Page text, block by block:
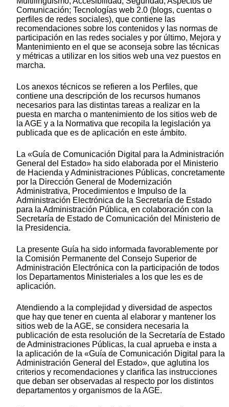
Comunicación; Tecnologías web 2.0 (blogs, cuentas o
perfiles de redes sociales), que contiene las
recomendaciones sobre los contenidos y las normas de
participación en las redes sociales y por último, Mejora y
Mantenimiento en el que se aconseja sobre las técnicas
y métricas a utilizar en los sitios web una vez puestos en
marcha.
Los anexos técnicos se refieren a los Perfiles, que
contiene una descripción de los recursos humanos
necesarios para las distintas tareas a realizar en la
puesta en marcha o mantenimiento de los sitios web de
la AGE y a la Normativa que recopila la legislación ya
publicada que es de aplicación en este ámbito.
La «Guía de Comunicación Digital para la Administración
General del Estado» ha sido elaborada por el Ministerio
de Hacienda y Administraciones Públicas, concretamente
por la Dirección General de Modernización
Administrativa, Procedimientos e Impulso de la
Administración Electrónica de la Secretaría de Estado
para la Administración Pública, en colaboración con la
Secretaría de Estado de Comunicación del Ministerio de
la Presidencia.
La presente Guía ha sido informada favorablemente por
la Comisión Permanente del Consejo Superior de
Administración Electrónica con la participación de todos
los Departamentos Ministeriales a los que les es de
aplicación.
Atendiendo a la complejidad y diversidad de aspectos
que hay que tener en cuenta al elaborar y mantener los
sitios web de la AGE, se considera necesaria la
publicación de esta resolución de la Secretaría de Estado
de Administraciones Públicas, la cual aprueba e insta a
la aplicación de la «Guía de Comunicación Digital para la
Administración General del Estado», que aglutina los
criterios y recomendaciones y clarifica las instrucciones
que deban ser observadas al respecto por los distintos
departamentos y organismos de la AGE.